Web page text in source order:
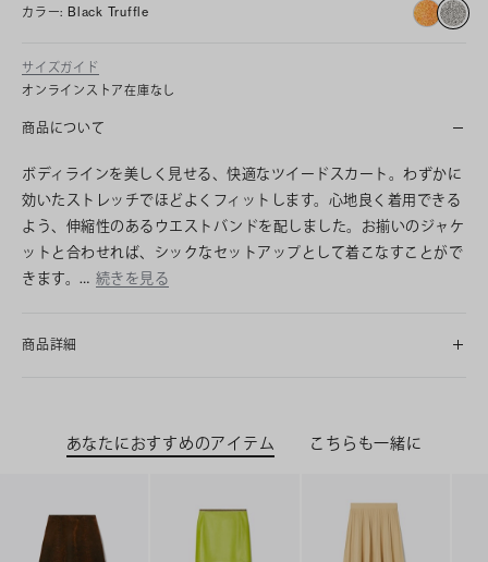
カラー: Black Truffle
サイズガイド
オンラインストア在庫なし
商品について
ボディラインを美しく見せる、快適なツイードスカート。わずかに
効いたストレッチでほどよくフィットします。心地良く着用できる
よう、伸縮性のあるウエストバンドを配しました。お揃いのジャケ
ットと合わせれば、シックなセットアップとして着こなすことがで
きます。… 続きを見る
商品詳細
あなたにおすすめのアイテム こちらも一緒に